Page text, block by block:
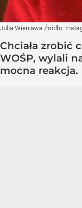
Julia Wieniawa Źródło:
Chciała zrobić
WOŚP, wylali
mocna reakcja.